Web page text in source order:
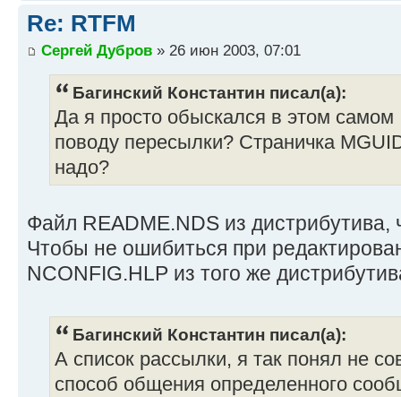
Re: RTFM
Сергей Дубров » 26 июн 2003, 07:01
Багинский Константин писал(а):
Да я просто обыскался в этом самом
поводу пересылки? Страничка
надо?
Файл README.NDS из дистрибутива,
Чтобы не ошибиться при
NCONFIG.HLP из того же
Багинский Константин писал(а):
А список рассылки, я так понял не
способ общения определенного